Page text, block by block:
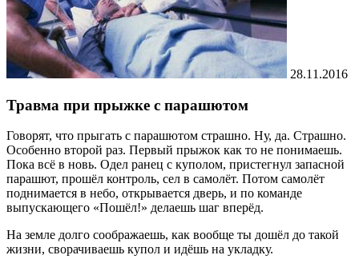
28.11.2016
Травма при прыжке с парашютом
Говорят, что прыгать с парашютом страшно. Ну, да. Страшно.
Особенно второй раз. Первый прыжок как то не понимаешь.
Пока всё в новь. Одел ранец с куполом, пристегнул запасной
парашют, прошёл контроль, сел в самолёт. Потом самолёт
поднимается в небо, открывается дверь, и по команде
выпускающего «Пошёл!» делаешь шаг вперёд.
На земле долго соображаешь, как вообще ты дошёл до такой
жизни, сворачиваешь купол и идёшь на укладку.